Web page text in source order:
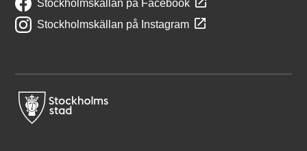
Stockholmskällan på Facebook
Stockholmskällan på Instagram